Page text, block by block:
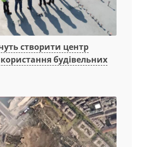
створити центр
будівельних